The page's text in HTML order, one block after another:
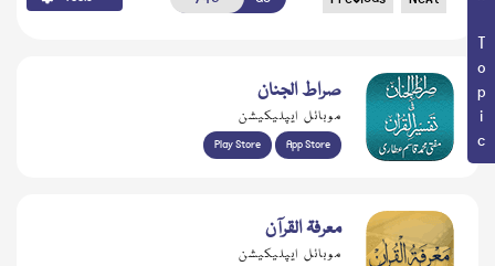
صراط الجنان
موبائل ایپلیکیشن
Play Store App Store
معرفۃ القرآن
موبائل ایپلیکیشن